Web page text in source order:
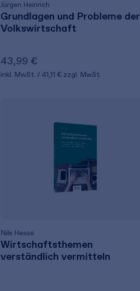
Jürgen Heinrich
Grundlagen und Probleme der
Volkswirtschaft
43,99 €
inkl. MwSt. 41,11 € zzgl. MwSt.
Nils Hesse
Wirtschaftsthemen
verständlich vermitteln